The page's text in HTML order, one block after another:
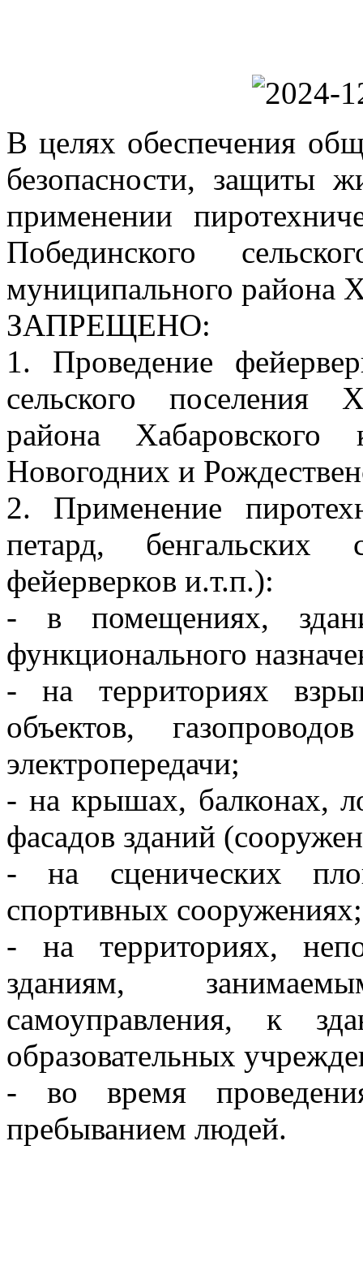
В целях обеспечения
безопасности, защиты
применении
Побединского
муниципального района
ЗАПРЕЩЕНО:
1. Проведение
сельского поселения
района
Новогодних и
2. Применение
петард, бенгальских
фейерверков и.т.п.):
- в помещениях,
функционального
- на территориях
объектов,
электропередачи;
- на крышах, балконах,
фасадов зданий
- на сценических
спортивных сооружениях;
- на территориях,
зданиям,
самоуправления, к
образовательных
- во время
пребыванием людей.